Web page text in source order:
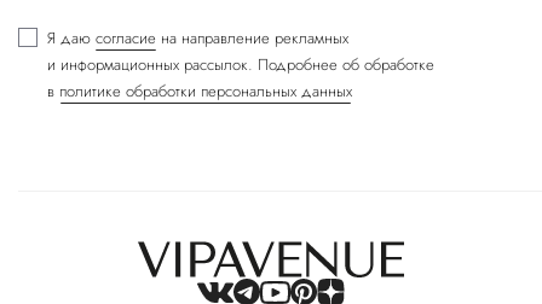
Я даю согласие на направление рекламных
и информационных рассылок. Подробнее об обработке
в политике обработки персональных данных